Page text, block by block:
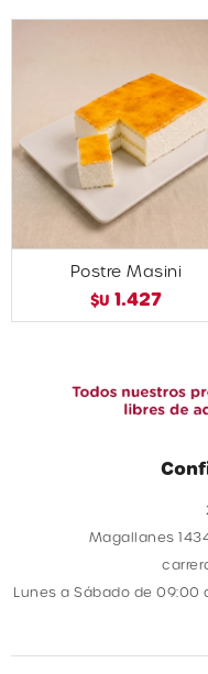
Postre Masini
$U 1.427
Magallanes
Lunes a Sábado de 09:00